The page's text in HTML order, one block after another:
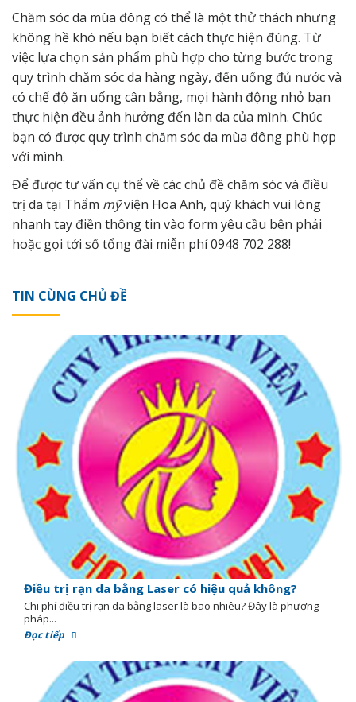
Chăm sóc da mùa đông có thể là một thử thách nhưng
không hề khó nếu bạn biết cách thực hiện đúng. Từ
việc lựa chọn sản phẩm phù hợp cho từng bước trong
quy trình chăm sóc da hàng ngày, đến uống đủ nước và
có chế độ ăn uống cân bằng, mọi hành động nhỏ bạn
thực hiện đều ảnh hưởng đến làn da của mình. Chúc
bạn có được quy trình chăm sóc da mùa đông phù hợp
với mình.
Để được tư vấn cụ thể về các chủ đề chăm sóc và điều
trị da tại Thẩm mỹviện Hoa Anh, quý khách vui lòng
nhanh tay điền thông tin vào form yêu cầu bên phải
hoặc gọi tới số tổng đài miễn phí 0948 702 288!
TIN CÙNG CHỦ ĐỀ
Điều trị rạn da bằng Laser có hiệu quả không?
Chi phí điều trị rạn da bằng laser là bao nhiêu? Đây là phương
pháp...
Đọc tiếp